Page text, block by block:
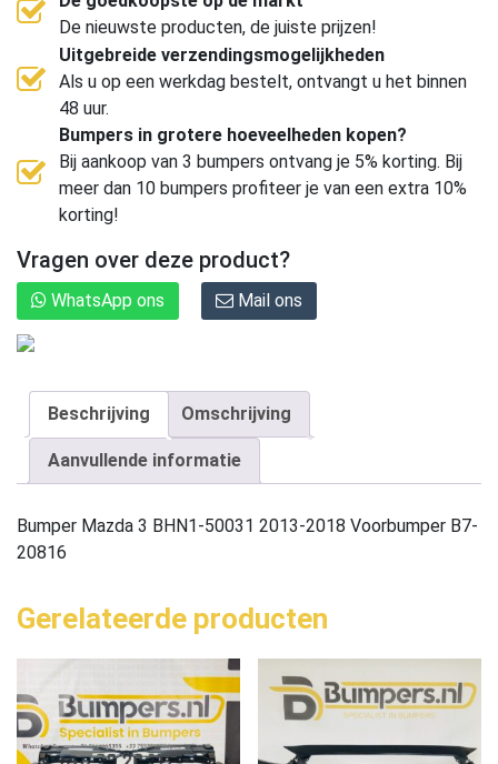
De nieuwste producten, de juiste prijzen!
Uitgebreide verzendingsmogelijkheden
Als u op een werkdag bestelt, ontvangt u het binnen
48 uur.
Bumpers in grotere hoeveelheden kopen?
Bij aankoop van 3 bumpers ontvang je 5% korting. Bij
meer dan 10 bumpers profiteer je van een extra 10%
korting!
Vragen over deze product?
WhatsApp ons Mail ons
Beschrijving Omschrijving
Aanvullende informatie
Bumper Mazda 3 BHN1-50031 2013-2018 Voorbumper B7-
20816
Gerelateerde producten